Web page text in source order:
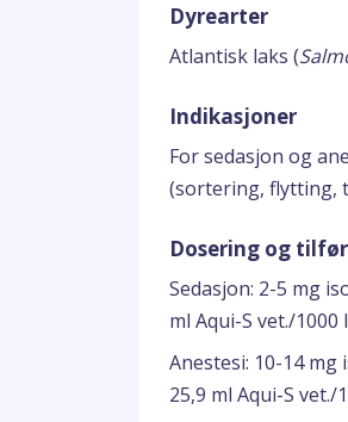
Dyrearter
Atlantisk laks (
Indikasjoner
For sedasjon og
(sortering, flytting,
Dosering og
Sedasjon: 2-5 mg
ml Aqui-S vet./
Anestesi: 10-14
25,9 ml Aqui-S